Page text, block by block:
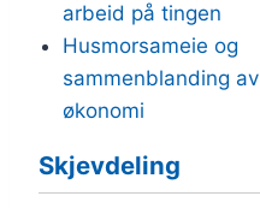
arbeid på tingen
Husmorsameie og
sammenblanding av
økonomi
Skjevdeling